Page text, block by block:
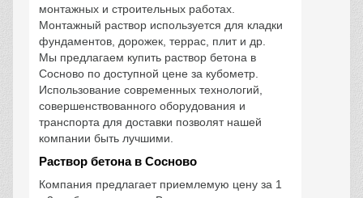
монтажных и строительных работах.
Монтажный раствор используется для кладки
фундаментов, дорожек, террас, плит и др.
Мы предлагаем купить раствор бетона в
Сосново по доступной цене за кубометр.
Использование современных технологий,
совершенствованного оборудования и
транспорта для доставки позволят нашей
компании быть лучшими.
Раствор бетона в Сосново
Компания предлагает приемлемую цену за 1